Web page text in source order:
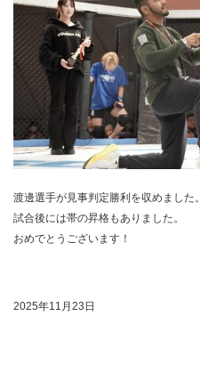
渡邊選手が見事判定勝利を収めました。
試合後には帯の昇格もありました。
おめでとうございます！
2025年11月23日